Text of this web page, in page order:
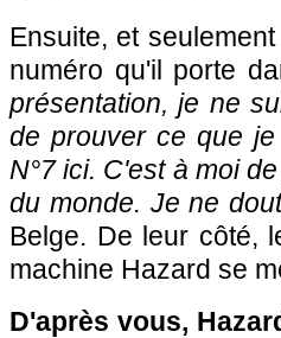
Ensuite, et
numéro qu'il porte
présentation, je ne
de prouver ce que
N°7 ici. C'est à moi
du monde. Je ne
Belge. De leur côté,
machine Hazard se
D'après vous,